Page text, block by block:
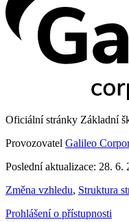
Oficiální stránky Základní
Provozovatel Galileo
Poslední aktualizace: 28. 6.
Změna vzhledu, Struktura
Prohlášení o přístupnosti